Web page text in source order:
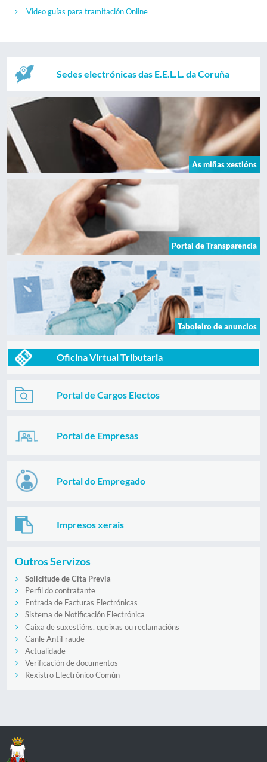
Video guías para tramitación Online
Sedes electrónicas das E.E.L.L. da Coruña
As miñas xestións
Portal de Transparencia
Taboleiro de anuncios
Oficina Virtual Tributaria
Portal de Cargos Electos
Portal de Empresas
Portal do Empregado
Impresos xerais
Outros Servizos
Solicitude de Cita Previa
Perfil do contratante
Entrada de Facturas Electrónicas
Sistema de Notificación Electrónica
Caixa de suxestións, queixas ou reclamacións
Canle AntiFraude
Actualidade
Verificación de documentos
Rexistro Electrónico Común